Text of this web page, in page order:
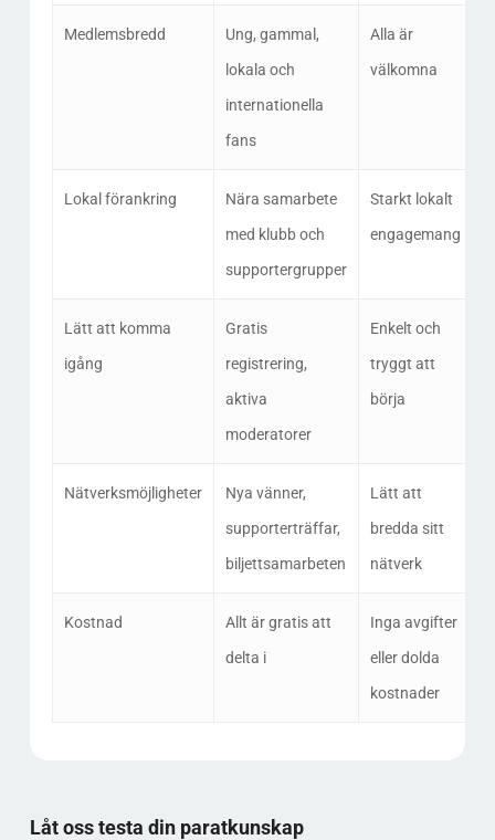
Medlemsbredd
Ung, gammal,
lokala och
internationella
fans
Alla är
välkomna
Lokal förankring
Nära samarbete
med klubb och
supportergrupper
Starkt lokalt
engagemang
Lätt att komma
igång
Gratis
registrering,
aktiva
moderatorer
Enkelt och
tryggt att
börja
Nätverksmöjligheter
Nya vänner,
supporterträffar,
biljettsamarbeten
Lätt att
bredda sitt
nätverk
Kostnad
Allt är gratis att
delta i
Inga avgifter
eller dolda
kostnader
Låt oss testa din paratkunskap